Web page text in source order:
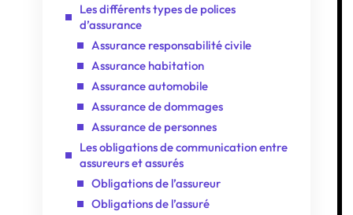
Les différents types de polices
d’assurance
Assurance responsabilité civile
Assurance habitation
Assurance automobile
Assurance de dommages
Assurance de personnes
Les obligations de communication entre
assureurs et assurés
Obligations de l’assureur
Obligations de l’assuré